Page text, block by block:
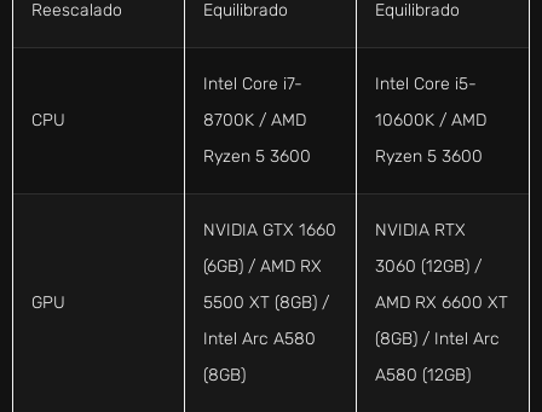
Reescalado Equilibrado Equilibrado
CPU
Intel Core i7-
8700K / AMD
Ryzen 5 3600
Intel Core i5-
10600K / AMD
Ryzen 5 3600
GPU
NVIDIA GTX 1660
(6GB) / AMD RX
5500 XT (8GB) /
Intel Arc A580
(8GB)
NVIDIA RTX
3060 (12GB) /
AMD RX 6600 XT
(8GB) / Intel Arc
A580 (12GB)